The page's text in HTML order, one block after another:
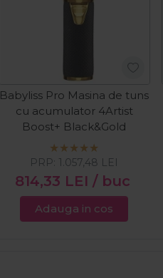
Babyliss Pro Masina de tuns
cu acumulator 4Artist
Boost+ Black&Gold
814,33 LEI / buc
PRP: 1.057,48 LEI
Adauga in cos